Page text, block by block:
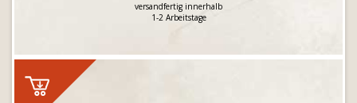
versandfertig innerhalb
1-2 Arbeitstage